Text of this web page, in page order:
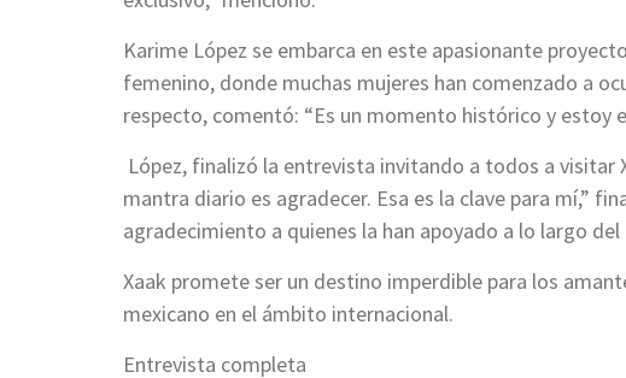
Karime López se embarca en este apasionante
femenino, donde muchas mujeres han comenzado a
respecto, comentó: “Es un momento histórico y estoy
López, finalizó la entrevista invitando a todos a visitar
mantra diario es agradecer. Esa es la clave para mí,”
agradecimiento a quienes la han apoyado a lo largo del
Xaak promete ser un destino imperdible para los
mexicano en el ámbito internacional.
Entrevista completa